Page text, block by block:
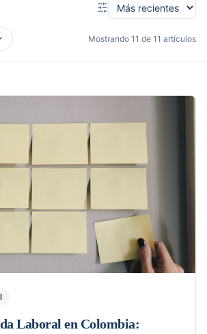
Mostrando 11 de 11 artículos
Laboral en Colombia: